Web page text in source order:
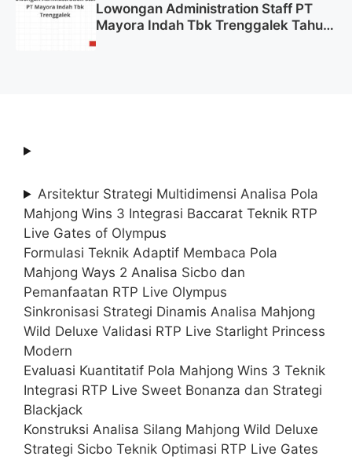
Lowongan Administration Staff PT
Mayora Indah Tbk Trenggalek Tahun
Arsitektur Strategi Multidimensi Analisa Pola
Mahjong Wins 3 Integrasi Baccarat Teknik RTP
Live Gates of Olympus
Formulasi Teknik Adaptif Membaca Pola
Mahjong Ways 2 Analisa Sicbo dan
Pemanfaatan RTP Live Olympus
Sinkronisasi Strategi Dinamis Analisa Mahjong
Wild Deluxe Validasi RTP Live Starlight Princess
Modern
Evaluasi Kuantitatif Pola Mahjong Wins 3 Teknik
Integrasi RTP Live Sweet Bonanza dan Strategi
Blackjack
Konstruksi Analisa Silang Mahjong Wild Deluxe
Strategi Sicbo Teknik Optimasi RTP Live Gates